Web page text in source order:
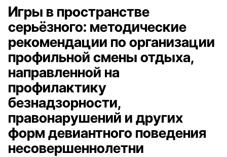
Игры в пространстве
серьёзного: методические
рекомендации по организации
профильной смены отдыха,
направленной на
профилактику
безнадзорности,
правонарушений и других
форм девиантного поведения
несовершеннолетни